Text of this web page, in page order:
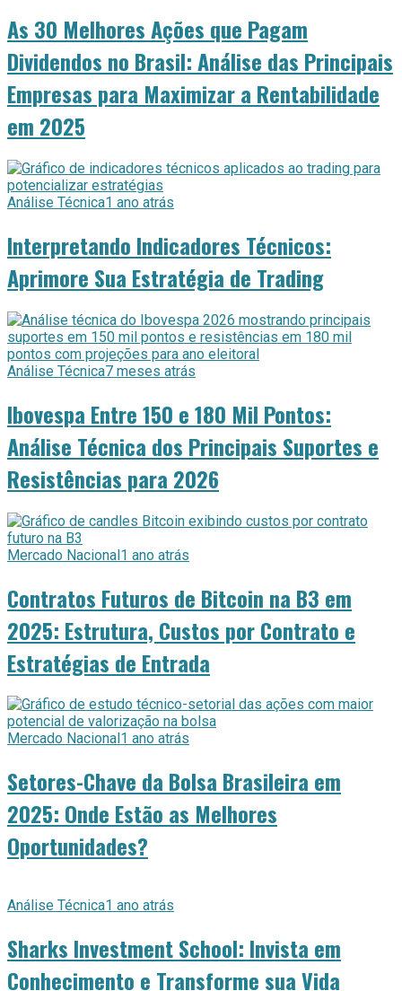
As 30 Melhores Ações que Pagam
Dividendos no Brasil: Análise das Principais
Empresas para Maximizar a Rentabilidade
em 2025
Análise Técnica1 ano atrás
Interpretando Indicadores Técnicos:
Aprimore Sua Estratégia de Trading
Análise Técnica7 meses atrás
Ibovespa Entre 150 e 180 Mil Pontos:
Análise Técnica dos Principais Suportes e
Resistências para 2026
Mercado Nacional1 ano atrás
Contratos Futuros de Bitcoin na B3 em
2025: Estrutura, Custos por Contrato e
Estratégias de Entrada
Mercado Nacional 1 ano atrás
Setores-Chave da Bolsa Brasileira em
2025: Onde Estão as Melhores
Oportunidades?
Análise Técnica1 ano atrás
Sharks Investment School: Invista em
Conhecimento e Transforme sua Vida